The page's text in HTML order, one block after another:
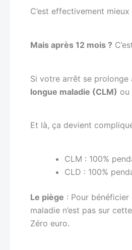
C’est effectivement
Mais après 12 mois ?
Si votre arrêt se prolonge
longue maladie (CLM) ou
Et là, ça devient
CLM : 100%
CLD : 100%
Le piège : Pour
maladie n’est pas sur
Zéro euro.